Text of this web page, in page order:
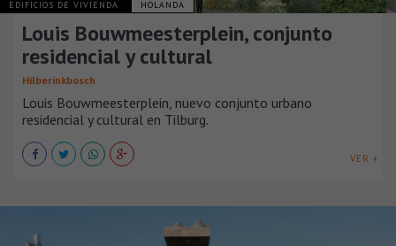
EDIFICIOS DE VIVIENDA HOLANDA
Louis Bouwmeesterplein, conjunto
residencial y cultural
Hilberinkbosch
Louis Bouwmeesterplein, nuevo conjunto urbano
residencial y cultural en Tilburg.
VER +